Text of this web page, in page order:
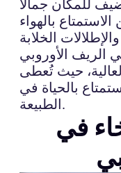
للمكان جمالاً
بالهواء
الريف الأوروبي
حيث تُعطى
بالحياة في
الطبيعة.
في